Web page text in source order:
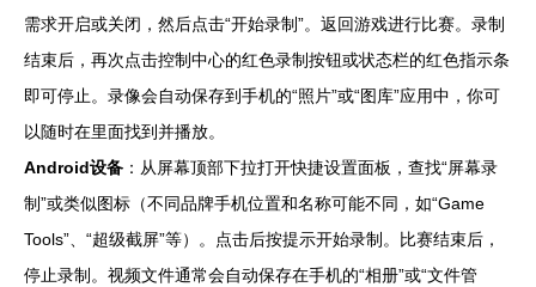
需求开启或关闭，然后点击“开始录制”。返回游戏进行比赛。录制
结束后，再次点击控制中心的红色录制按钮或状态栏的红色指示条
即可停止。录像会自动保存到手机的“照片”或“图库”应用中，你可
以随时在里面找到并播放。
Android设备 ：从屏幕顶部下拉打开快捷设置面板，查找“屏幕录
制”或类似图标（不同品牌手机位置和名称可能不同，如“Game
Tools”、“超级截屏”等）。点击后按提示开始录制。比赛结束后，
停止录制。视频文件通常会自动保存在手机的“相册”或“文件管